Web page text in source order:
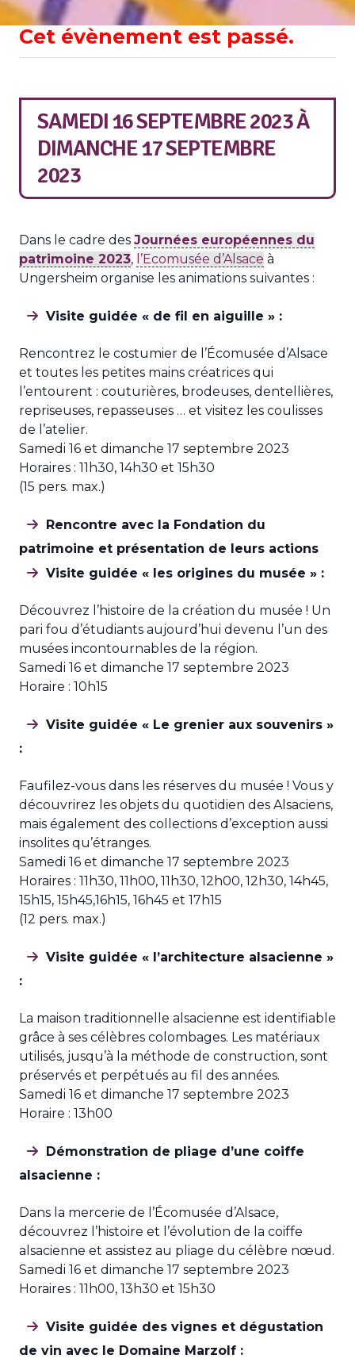
Cet évènement est passé.
SAMEDI 16 SEPTEMBRE 2023À
DIMANCHE 17 SEPTEMBRE
2023
Dans le cadre des Journées européennes du
patrimoine 2023, l’Ecomusée d’Alsace à
Ungersheim organise les animations suivantes :
Visite guidée « de fil en aiguille » :
Rencontrez le costumier de l’Écomusée d’Alsace
et toutes les petites mains créatrices qui
l’entourent : couturières, brodeuses, dentellières,
repriseuses, repasseuses … et visitez les coulisses
de l’atelier.
Samedi 16 et dimanche 17 septembre 2023
Horaires : 11h30, 14h30 et 15h30
(15 pers. max.)
Rencontre avec la Fondation du
patrimoine et présentation de leurs actions
Visite guidée « les origines du musée » :
Découvrez l’histoire de la création du musée ! Un
pari fou d’étudiants aujourd’hui devenu l’un des
musées incontournables de la région.
Samedi 16 et dimanche 17 septembre 2023
Horaire : 10h15
Visite guidée « Le grenier aux souvenirs »
:
Faufilez-vous dans les réserves du musée ! Vous y
découvrirez les objets du quotidien des Alsaciens,
mais également des collections d’exception aussi
insolites qu’étranges.
Samedi 16 et dimanche 17 septembre 2023
Horaires : 11h30, 11h00, 11h30, 12h00, 12h30, 14h45,
15h15, 15h45,16h15, 16h45 et 17h15
(12 pers. max.)
Visite guidée « l’architecture alsacienne »
:
La maison traditionnelle alsacienne est identifiable
grâce à ses célèbres colombages. Les matériaux
utilisés, jusqu’à la méthode de construction, sont
préservés et perpétués au fil des années.
Samedi 16 et dimanche 17 septembre 2023
Horaire : 13h00
Démonstration de pliage d’une coiffe
alsacienne :
Dans la mercerie de l’Écomusée d’Alsace,
découvrez l’histoire et l’évolution de la coiffe
alsacienne et assistez au pliage du célèbre nœud.
Samedi 16 et dimanche 17 septembre 2023
Horaires : 11h00, 13h30 et 15h30
Visite guidée des vignes et dégustation
de vin avec le Domaine Marzolf :